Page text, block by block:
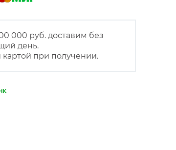
000 руб. доставим без
день.
при получении.